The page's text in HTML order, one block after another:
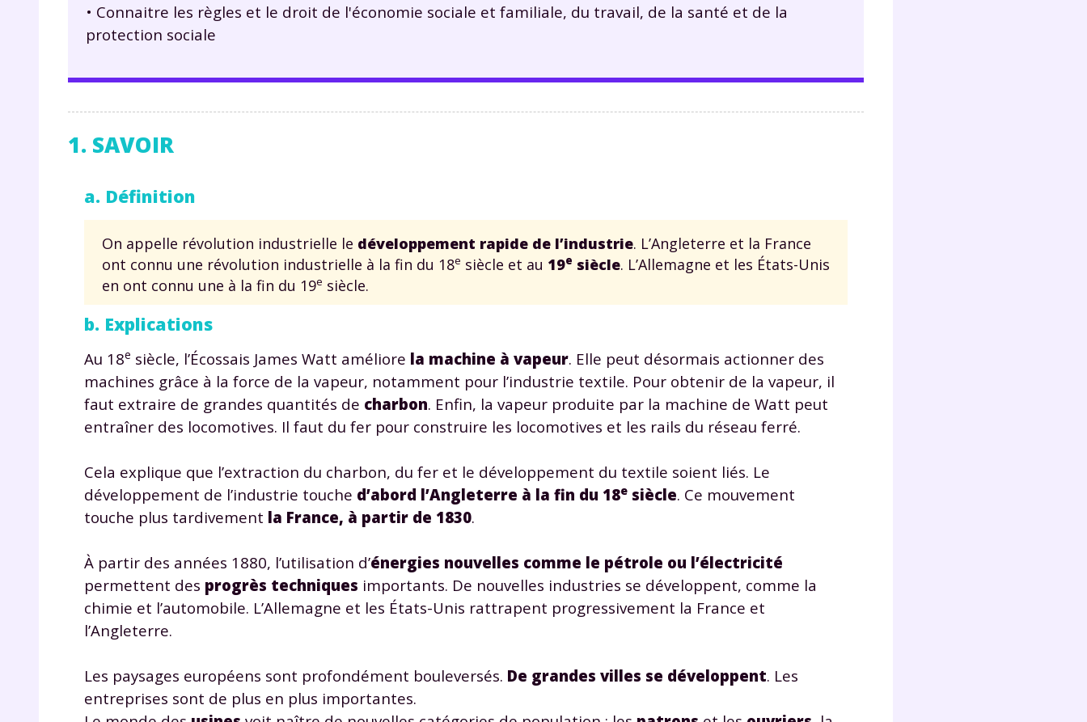
• Connaitre les règles et le droit de l'économie sociale et familiale, du travail, de la santé et de la
protection sociale
1. SAVOIR
a. Définition
On appelle révolution industrielle le développement rapide de l’industrie. L’Angleterre et la France
ont connu une révolution industrielle à la fin du 18e siècle et au 19e siècle. L’Allemagne et les États-Unis
en ont connu une à la fin du 19e siècle.
b. Explications
Au 18e siècle, l’Écossais James Watt améliore la machine à vapeur. Elle peut désormais actionner des
machines grâce à la force de la vapeur, notamment pour l’industrie textile. Pour obtenir de la vapeur, il
faut extraire de grandes quantités de charbon. Enfin, la vapeur produite par la machine de Watt peut
entraîner des locomotives. Il faut du fer pour construire les locomotives et les rails du réseau ferré.
Cela explique que l’extraction du charbon, du fer et le développement du textile soient liés. Le
développement de l’industrie touche d’abord l’Angleterre à la fin du 18e siècle. Ce mouvement
touche plus tardivement la France, à partir de 1830.
À partir des années 1880, l’utilisation d’énergies nouvelles comme le pétrole ou l’électricité
permettent des progrès techniques importants. De nouvelles industries se développent, comme la
chimie et l’automobile. L’Allemagne et les États-Unis rattrapent progressivement la France et
l’Angleterre.
Les paysages européens sont profondément bouleversés. De grandes villes se développent. Les
entreprises sont de plus en plus importantes.
Fermer
Envie de progresser et de
réussir votre année scolaire ?
Testez gratuitement pendant 24h
Fiches de cours et vidéos
exercices corrigés
Tout le programme scolaire